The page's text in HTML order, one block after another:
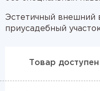
Эстетичный внешний
приусадебный
Товар доступен